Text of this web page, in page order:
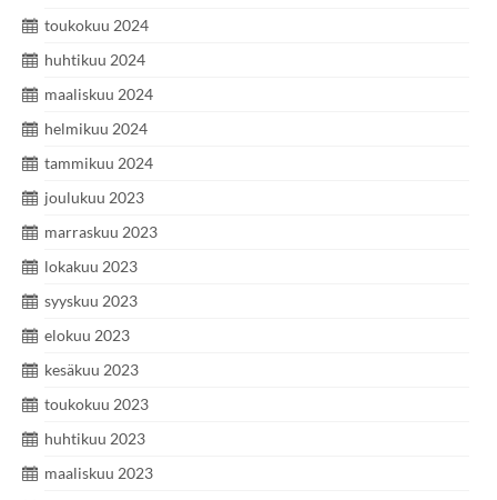
toukokuu 2024
huhtikuu 2024
maaliskuu 2024
helmikuu 2024
tammikuu 2024
joulukuu 2023
marraskuu 2023
lokakuu 2023
syyskuu 2023
elokuu 2023
kesäkuu 2023
toukokuu 2023
huhtikuu 2023
maaliskuu 2023